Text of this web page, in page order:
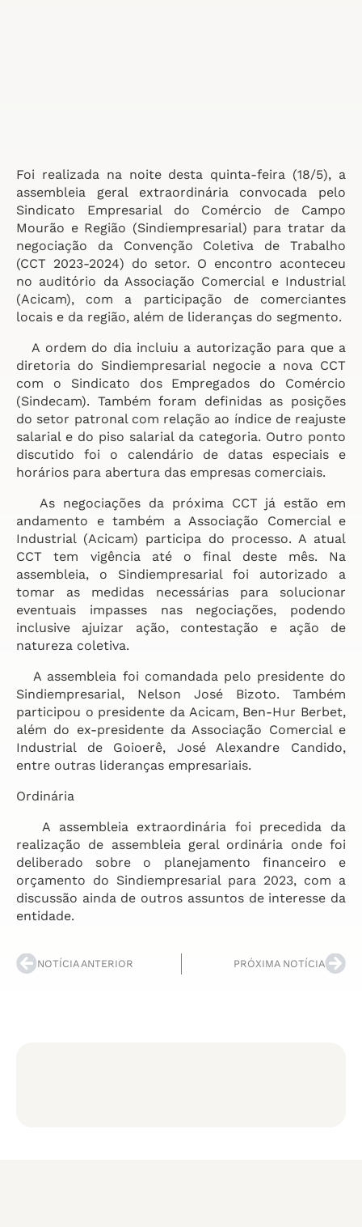
Foi realizada na noite desta quinta-feira (18/5), a
assembleia geral extraordinária convocada pelo
Sindicato Empresarial do Comércio de Campo
Mourão e Região (Sindiempresarial) para tratar da
negociação da Convenção Coletiva de Trabalho
(CCT 2023-2024) do setor. O encontro aconteceu
no auditório da Associação Comercial e Industrial
(Acicam), com a participação de comerciantes
locais e da região, além de lideranças do segmento.
A ordem do dia incluiu a autorização para que a
diretoria do Sindiempresarial negocie a nova CCT
com o Sindicato dos Empregados do Comércio
(Sindecam). Também foram definidas as posições
do setor patronal com relação ao índice de reajuste
salarial e do piso salarial da categoria. Outro ponto
discutido foi o calendário de datas especiais e
horários para abertura das empresas comerciais.
As negociações da próxima CCT já estão em
andamento e também a Associação Comercial e
Industrial (Acicam) participa do processo. A atual
CCT tem vigência até o final deste mês. Na
assembleia, o Sindiempresarial foi autorizado a
tomar as medidas necessárias para solucionar
eventuais impasses nas negociações, podendo
inclusive ajuizar ação, contestação e ação de
natureza coletiva.
A assembleia foi comandada pelo presidente do
Sindiempresarial, Nelson José Bizoto. Também
participou o presidente da Acicam, Ben-Hur Berbet,
além do ex-presidente da Associação Comercial e
Industrial de Goioerê, José Alexandre Candido,
entre outras lideranças empresariais.
Ordinária
A assembleia extraordinária foi precedida da
realização de assembleia geral ordinária onde foi
deliberado sobre o planejamento financeiro e
orçamento do Sindiempresarial para 2023, com a
discussão ainda de outros assuntos de interesse da
entidade.
NOTÍCIA ANTERIOR PRÓXIMA NOTÍCIA